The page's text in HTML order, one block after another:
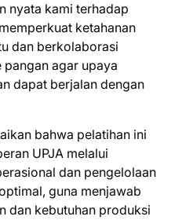
nyata kami terhadap
ketahanan
dan berkolaborasi
agar upaya
dapat berjalan dengan
bahwa pelatihan ini
UPJA melalui
dan pengelolaan
guna menjawab
dan kebutuhan produksi